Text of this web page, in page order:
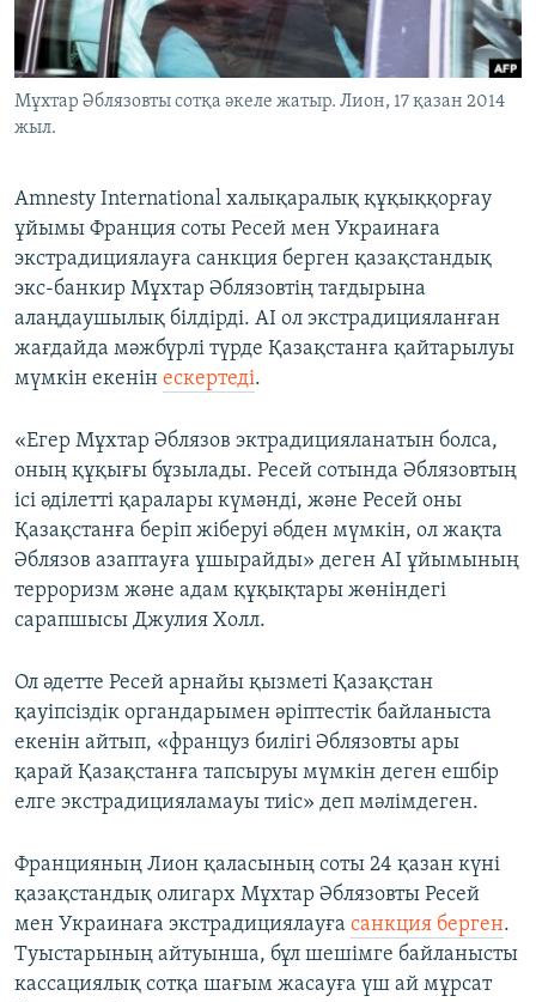
ЖАЗЫЛЫҢЫЗ
Басқа тілдерде
Мұхтар Әблязовты сотқа әкеле жатыр. Лион, 17 қазан 2014
жыл.
Amnesty International халықаралық құқыққорғау
ұйымы Франция соты Ресей мен Украинаға
экстрадициялауға санкция берген қазақстандық
экс-банкир Мұхтар Әблязовтің тағдырына
алаңдаушылық білдірді. AI ол экстрадицияланған
жағдайда мәжбүрлі түрде Қазақстанға қайтарылуы
мүмкін екенін ескертеді.
«Егер Мұхтар Әблязов эктрадицияланатын болса,
оның құқығы бұзылады. Ресей сотында Әблязовтың
ісі әділетті қаралары күмәнді, және Ресей оны
Қазақстанға беріп жіберуі әбден мүмкін, ол жақта
Әблязов азаптауға ұшырайды» деген AI ұйымының
терроризм және адам құқықтары жөніндегі
сарапшысы Джулия Холл.
Ол әдетте Ресей арнайы қызметі Қазақстан
қауіпсіздік органдарымен әріптестік байланыста
екенін айтып, «француз билігі Әблязовты ары
қарай Қазақстанға тапсыруы мүмкін деген ешбір
елге экстрадицияламауы тиіс» деп мәлімдеген.
Францияның Лион қаласының соты 24 қазан күні
қазақстандық олигарх Мұхтар Әблязовты Ресей
мен Украинаға экстрадициялауға санкция берген.
Туыстарының айтуынша, бұл шешімге байланысты
кассациялық сотқа шағым жасауға үш ай мұрсат